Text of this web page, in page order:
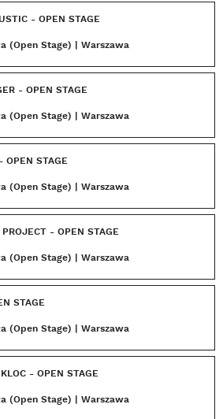
- OPEN STAGE
(Open Stage) | Warszawa
- OPEN STAGE
(Open Stage) | Warszawa
OPEN STAGE
(Open Stage) | Warszawa
PROJECT - OPEN STAGE
(Open Stage) | Warszawa
STAGE
(Open Stage) | Warszawa
- OPEN STAGE
(Open Stage) | Warszawa